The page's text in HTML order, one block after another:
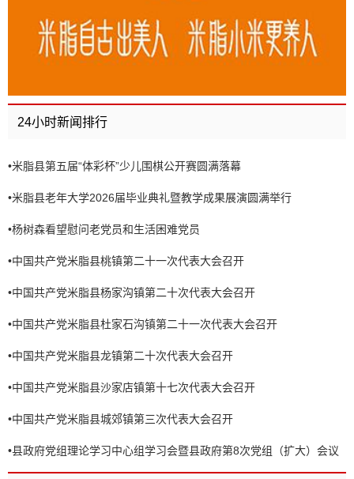
24小时新闻排行
•米脂县第五届“体彩杯”少儿围棋公开赛圆满落幕
•米脂县老年大学2026届毕业典礼暨教学成果展演圆满举行
•杨树森看望慰问老党员和生活困难党员
•中国共产党米脂县桃镇第二十一次代表大会召开
•中国共产党米脂县杨家沟镇第二十次代表大会召开
•中国共产党米脂县杜家石沟镇第二十一次代表大会召开
•中国共产党米脂县龙镇第二十次代表大会召开
•中国共产党米脂县沙家店镇第十七次代表大会召开
•中国共产党米脂县城郊镇第三次代表大会召开
•县政府党组理论学习中心组学习会暨县政府第8次党组（扩大）会议
召开